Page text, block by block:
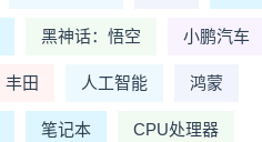
黑神话：悟空 小鹏汽车
丰田 人工智能 鸿蒙
笔记本 CPU处理器